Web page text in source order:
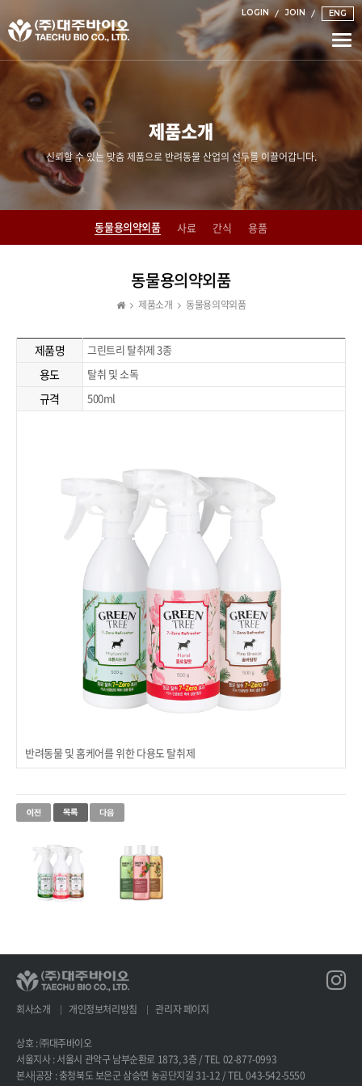
LOGIN JOIN ENG
제품소개
신뢰할 수 있는 맞춤 제품으로 반려동물 산업의 선두를 이끌어갑니다.
동물용의약외품 사료 간식 용품
동물용의약외품
제품소개 동물용의약외품
제품명 그린트리 탈취제 3종
용도 탈취 및 소독
규격 500ml
반려동물 및 홈케어를 위한 다용도 탈취제
회사소개 개인정보처리방침 관리자 페이지
상호 : ㈜대주바이오
서울지사 : 서울시 관악구 남부순환로 1873, 3층 / TEL 02-877-0993
본사|공장 : 충청북도 보은군 삼승면 농공단지길 31-12 / TEL 043-542-5550